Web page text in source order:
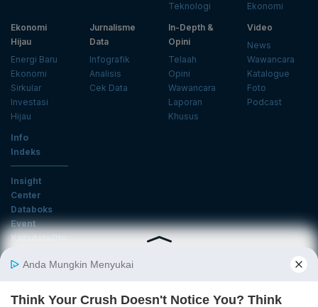
Teknologi
Ekonomi
Ekonomi
Hijau
Energi Baru
Ekonomi
Sirkular
Investasi
Hijau
Jurnalisme
Data
Infografik
Analisis
Cek Data
In-Depth &
Opini
Telaah
Opini
Wawancara
Laporan
Khusus
Video
News
Wawancara
Katalogue
Foto
Podcast
Info
Indeks
Insight
Center
Databoks
Event
KatadataOto
Email